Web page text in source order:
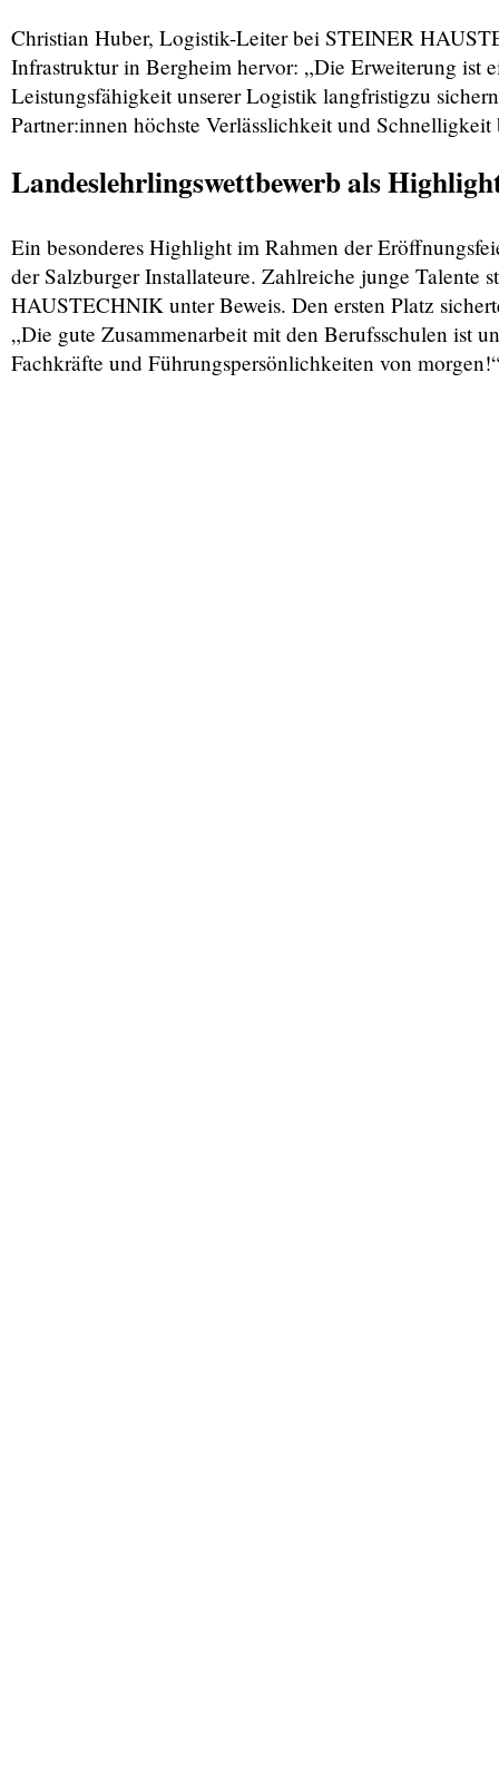
Christian Huber, Logistik-Leiter bei STEINER
Infrastruktur in Bergheim hervor: „Die Erweiterung ist
Leistungsfähigkeit unserer Logistik langfristigzu
Partner:innen höchste Verlässlichkeit und
Landeslehrlingswettbewerb als
Ein besonderes Highlight im Rahmen der
der Salzburger Installateure. Zahlreiche junge
HAUSTECHNIK unter Beweis. Den ersten Platz
„Die gute Zusammenarbeit mit den Berufsschulen ist
Fachkräfte und Führungspersönlichkeiten von